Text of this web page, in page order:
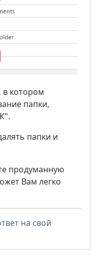
в котором
папки,
папки и
продуманную
Вам легко
на свой